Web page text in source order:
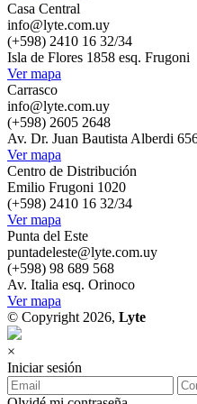
Casa Central
info@lyte.com.uy
(+598) 2410 16 32/34
Isla de Flores 1858 esq. Frugoni
Ver mapa
Carrasco
info@lyte.com.uy
(+598) 2605 2648
Av. Dr. Juan Bautista Alberdi
Ver mapa
Centro de Distribución
Emilio Frugoni 1020
(+598) 2410 16 32/34
Ver mapa
Punta del Este
puntadeleste@lyte.com.uy
(+598) 98 689 568
Av. Italia esq. Orinoco
Ver mapa
© Copyright 2026, Lyte
×
Iniciar sesión